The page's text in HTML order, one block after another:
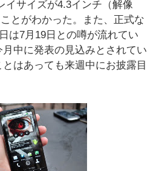
イサイズが4.3インチ（解像
とがわかった。また、正式な
は7月19日との噂が流れてい
中に発表の見込みとされてい
はあっても来週中にお披露目